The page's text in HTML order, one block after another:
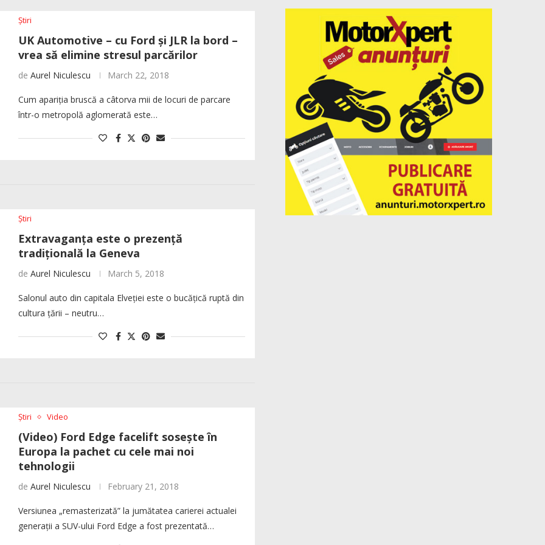
Știri
UK Automotive – cu Ford și JLR la bord –
vrea să elimine stresul parcărilor
de Aurel Niculescu March 22, 2018
Cum apariția bruscă a câtorva mii de locuri de parcare
într-o metropolă aglomerată este…
Știri
Extravaganța este o prezență
tradițională la Geneva
de Aurel Niculescu March 5, 2018
Salonul auto din capitala Elveției este o bucățică ruptă din
cultura țării – neutru…
Știri Video
(Video) Ford Edge facelift sosește în
Europa la pachet cu cele mai noi
tehnologii
de Aurel Niculescu February 21, 2018
Versiunea „remasterizată” la jumătatea carierei actualei
generații a SUV-ului Ford Edge a fost prezentată…